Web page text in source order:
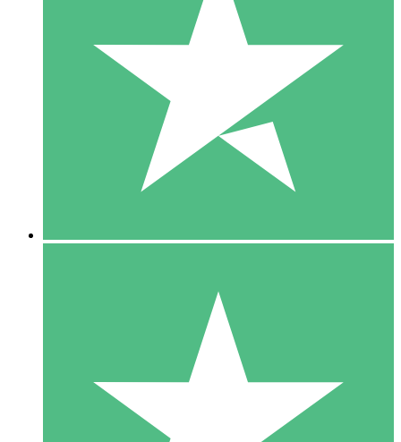
Individuelle Credit-Pakete
Zahlen Sie nach Bedarf mit Download-Credits. Keine
monatliche Verpflichtung erforderlich.
10 00
10 Downloads
20 00